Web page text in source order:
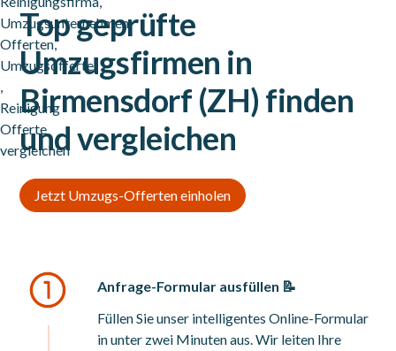
Top geprüfte
Umzugsfirmen in
Birmensdorf (ZH) finden
und vergleichen
Jetzt Umzugs-Offerten einholen
Anfrage-Formular ausfüllen 📝
Füllen Sie unser intelligentes Online-Formular
in unter zwei Minuten aus. Wir leiten Ihre